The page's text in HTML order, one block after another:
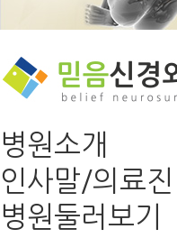
병원소개
인사말/의료진
병원둘러보기